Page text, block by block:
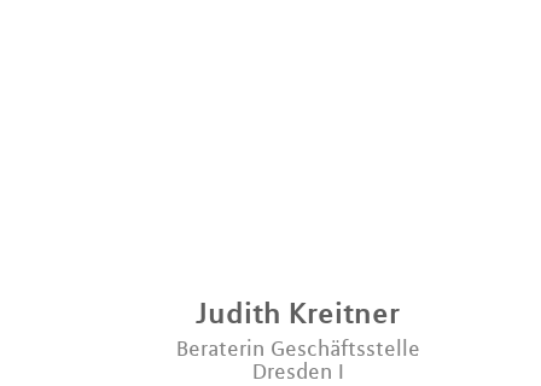
Judith Kreitner
Beraterin Geschäftsstelle
Dresden I